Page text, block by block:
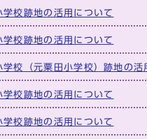
学校跡地の活用について
学校跡地の活用について
学校（元粟田小学校）跡地の活
学校跡地の活用について
学校跡地の活用について